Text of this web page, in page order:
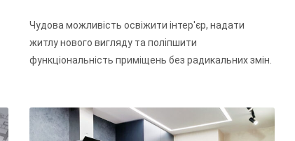
Чудова можливість освіжити інтер'єр, надати
житлу нового вигляду та поліпшити
функціональність приміщень без радикальних змін.